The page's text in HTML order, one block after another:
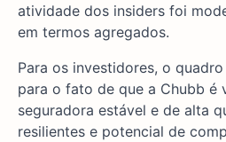
atividade dos insiders foi
em termos agregados.
Para os investidores, o
para o fato de que a Chubb é
seguradora estável e de alta
resilientes e potencial de